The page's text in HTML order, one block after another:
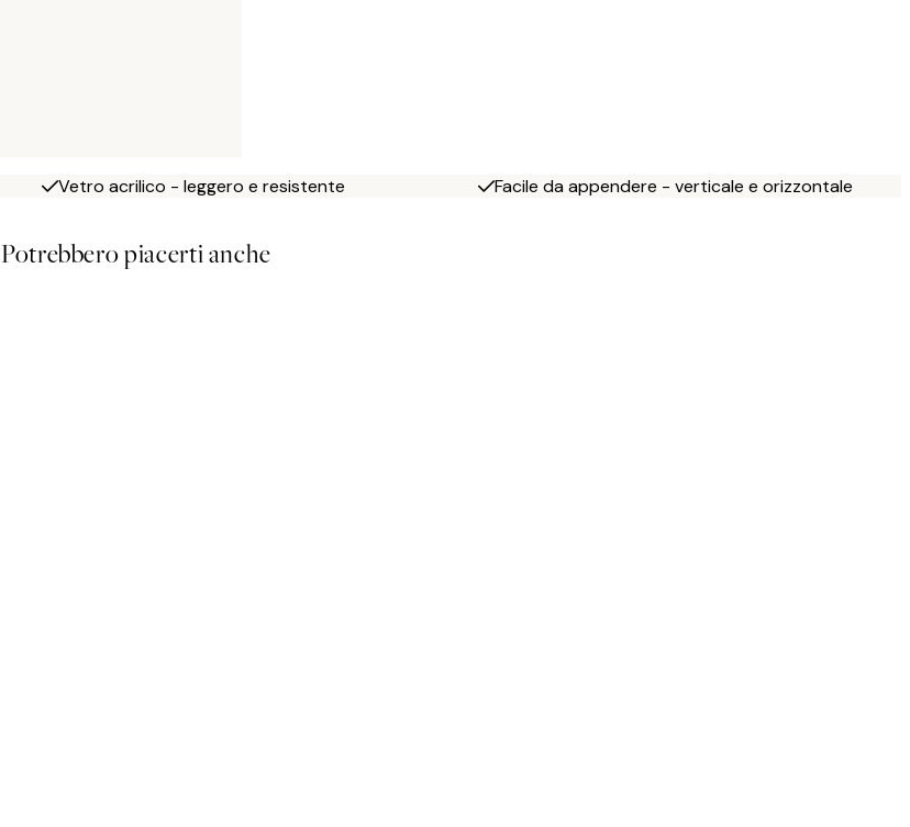
Vetro acrilico - leggero e resistente Facile da appendere - verticale e orizzontale
Potrebbero piacerti anche